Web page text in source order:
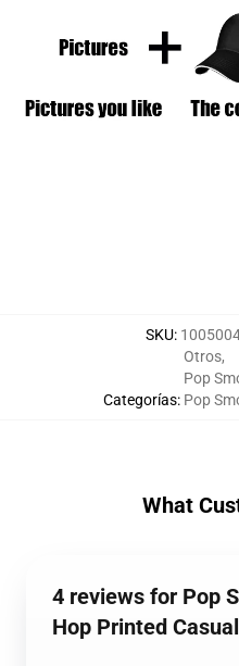
SKU:
Categorías:
Otros,
Pop
Pop
What
4 reviews for Pop
Hop Printed